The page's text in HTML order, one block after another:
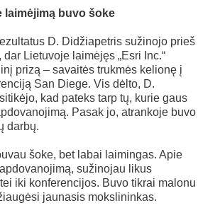
laimėjimą buvo šoke
D. Didžiapetris sužinojo prieš
Lietuvoje laimėjęs „Esri Inc.“
prizą – savaitės trukmės kelionę į
San Diege. Vis dėlto, D.
kad pateks tarp tų, kurie gaus
Pasak jo, atrankoje buvo
darbų.
šoke, bet labai laimingas. Apie
sužinojau likus
iki konferencijos. Buvo tikrai malonu
jaunasis mokslininkas.